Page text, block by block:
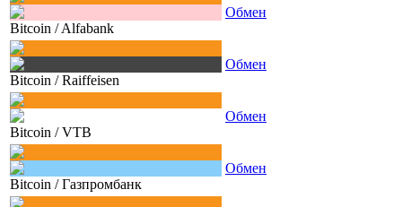
Bitcoin /Alfabank
Обмен
Bitcoin /Raiffeisen
Обмен
Bitcoin /VTB
Обмен
Bitcoin /Газпромбанк
Обмен